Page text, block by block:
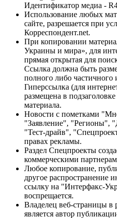
Идентификатор медиа -
Использование любых
сайте, разрешается при
Корреспондент.net.
При копировании
Украины и мира», для
прямая открытая для
Ссылка должна быть
полного либо частичного
Гиперссылка (для
размещена в
материала.
Новости с пометками
"Заявление", "Регионы",
"Тест-драйв",
правах рекламы.
Раздел Спецпроекты
коммерческими
Любое копирование,
другое распространение
ссылку на "Интерфакс-
воспрещается.
Владелец веб-страницы в
является автор